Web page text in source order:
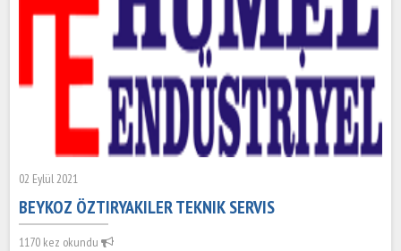
02 Eylül 2021
BEYKOZ ÖZTIRYAKILER TEKNIK SERVIS
1170 kez okundu